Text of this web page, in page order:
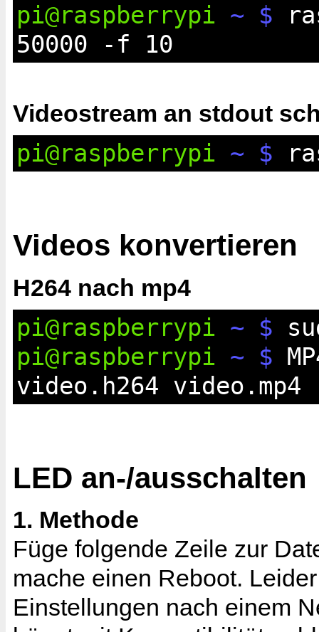
pi@raspberrypi ~ $
50000 -f 10
Videostream an stdout
pi@raspberrypi ~ $
Videos konvertieren
H264 nach mp4
pi@raspberrypi ~ $
pi@raspberrypi ~ $
video.h264 video.mp4
LED an-/ausschalten
1. Methode
Füge folgende Zeile zur
mache einen Reboot.
Einstellungen nach einem